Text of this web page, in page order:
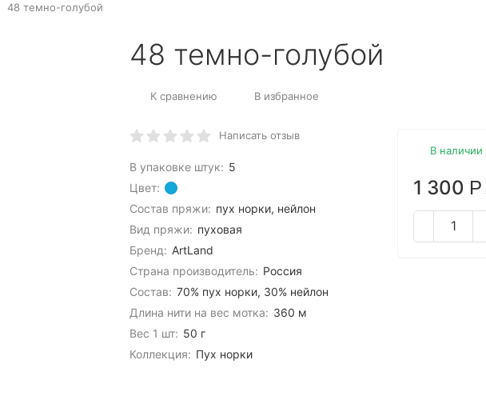
48 темно-голубой
48 темно-голубой
К сравнению В избранное
Написать отзыв
В упаковке штук: 5
Цвет:
Состав пряжи: пух норки, нейлон
Вид пряжи: пуховая
Бренд: ArtLand
Страна производитель: Россия
Состав: 70% пух норки, 30% нейлон
Длина нити на вес мотка: 360 м
Вес 1 шт: 50 г
Коллекция: Пух норки
В наличии
1 300 Р